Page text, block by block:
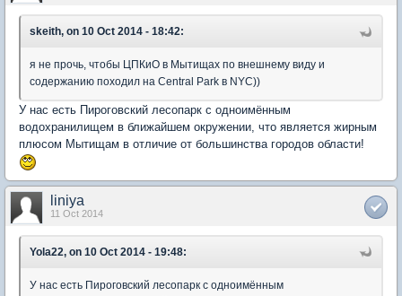
skeith, on 10 Oct 2014 - 18:42:
я не прочь, чтобы ЦПКиО в Мытищах по внешнему виду и
содержанию походил на Central Park в NYC))
У нас есть Пироговский лесопарк с одноимённым
водохранилищем в ближайшем окружении, что является жирным
плюсом Мытищам в отличие от большинства городов области!
liniya
11 Oct 2014
Yola22, on 10 Oct 2014 - 19:48:
У нас есть Пироговский лесопарк с одноимённым